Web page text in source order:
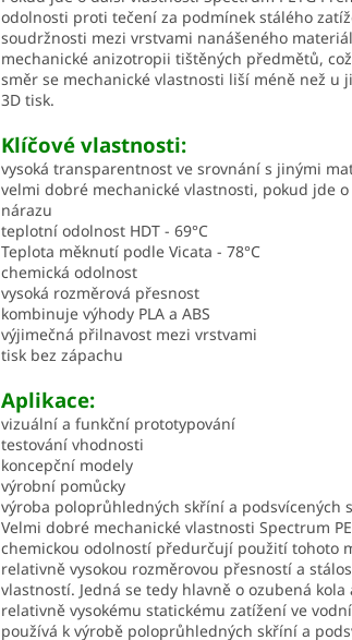
odolnosti proti tečení za podmínek stálého
soudržnosti mezi vrstvami nanášeného
mechanické anizotropii tištěných předmětů,
směr se mechanické vlastnosti liší méně než
3D tisk.
Klíčové vlastnosti:
vysoká transparentnost ve srovnání s jinými
velmi dobré mechanické vlastnosti, pokud jde
nárazu
teplotní odolnost HDT - 69°C
Teplota měknutí podle Vicata - 78°C
chemická odolnost
vysoká rozměrová přesnost
kombinuje výhody PLA a ABS
výjimečná přilnavost mezi vrstvami
tisk bez zápachu
Aplikace:
vizuální a funkční prototypování
testování vhodnosti
koncepční modely
výrobní pomůcky
výroba poloprůhledných skříní a podsvícených
Velmi dobré mechanické vlastnosti Spectrum
chemickou odolností předurčují použití tohoto
relativně vysokou rozměrovou přesností a
vlastností. Jedná se tedy hlavně o ozubená kola
relativně vysokému statickému zatížení ve
používá k výrobě poloprůhledných skříní a